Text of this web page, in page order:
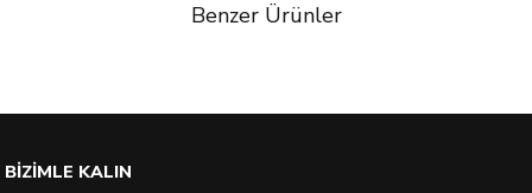
Benzer Ürünler
BİZİMLE KALIN